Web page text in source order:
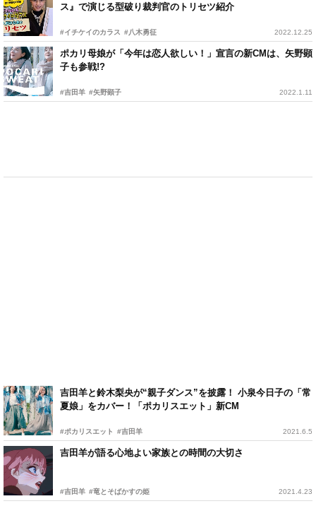
ス』で演じる型破り裁判官のトリセツ紹介
#イチケイのカラス #八木勇征 2022.12.25
ポカリ母娘が「今年は恋人欲しい！」宣言の新CMは、矢野顕
子も参戦!?
#吉田羊 #矢野顕子 2022.1.11
吉田羊と鈴木梨央が“親子ダンス”を披露！ 小泉今日子の「常
夏娘」をカバー！「ポカリスエット」新CM
#ポカリスエット #吉田羊 2021.6.5
吉田羊が語る心地よい家族との時間の大切さ
#吉田羊 #竜とそばかすの姫 2021.4.23